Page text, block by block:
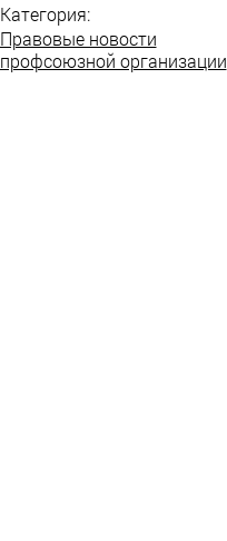
Категория:
Правовые новости
профсоюзной организации